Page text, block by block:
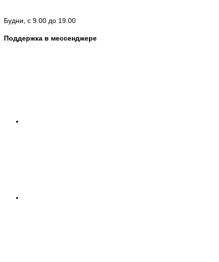
Будни, с 9.00 до 19.00
Поддержка в мессенджере